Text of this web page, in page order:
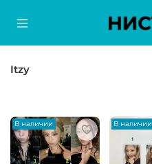
Itzy
В наличии В наличии